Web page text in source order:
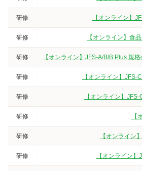
研修 【オンライン】
研修 【オンライン】食
研修 【オンライン】JFS-A/B/B Plus 規
研修 【オンライン】
研修 【オンライン】
研修 【
研修 【オンライン
研修 【オンライン